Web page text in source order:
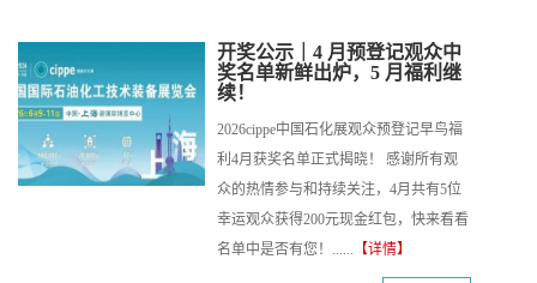
开奖公示｜4 月预登记观众中
奖名单新鲜出炉，5 月福利继
续！
2026cippe中国石化展观众预登记早鸟福
利4月获奖名单正式揭晓！ 感谢所有观
众的热情参与和持续关注，4月共有5位
幸运观众获得200元现金红包，快来看看
名单中是否有您！...... 【详情】